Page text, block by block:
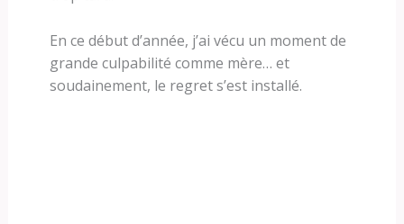
En ce début d’année, j’ai vécu un moment de
grande culpabilité comme mère… et
soudainement, le regret s’est installé.